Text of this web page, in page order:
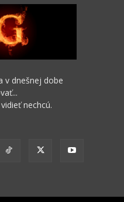
v dnešnej dobe
nechcú.